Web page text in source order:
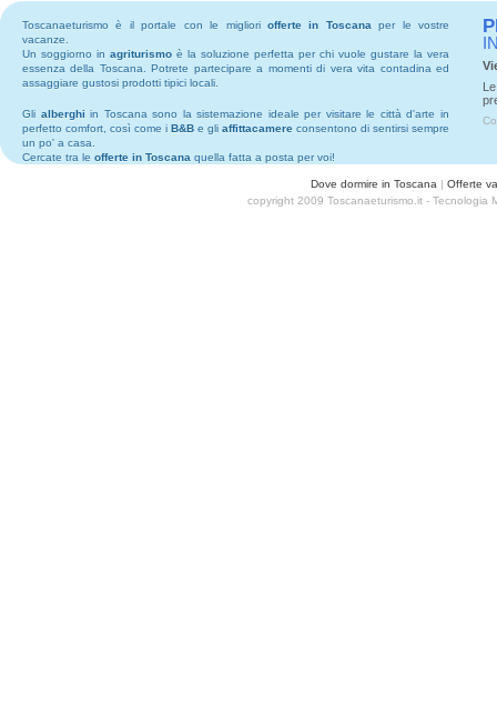
Toscanaeturismo è il portale con le migliori offerte in Toscana per le vostre
vacanze.
Un soggiorno in agriturismo è la soluzione perfetta per chi vuole gustare la vera
essenza della Toscana. Potrete partecipare a momenti di vera vita contadina ed
assaggiare gustosi prodotti tipici locali.
Gli alberghi in Toscana sono la sistemazione ideale per visitare le città d'arte in
perfetto comfort, così come i B&B e gli affittacamere consentono di sentirsi sempre
un po' a casa.
Cercate tra le offerte in Toscana quella fatta a posta per voi!
Dove dormire in Toscana | Offerte
copyright 2009 Toscanaeturismo.it - Tecnologia